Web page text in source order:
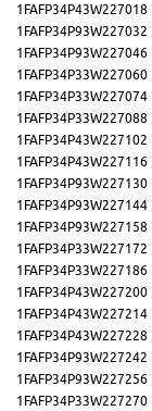
1FAFP34P43W227018
1FAFP34P93W227032
1FAFP34P93W227046
1FAFP34P33W227060
1FAFP34P33W227074
1FAFP34P33W227088
1FAFP34P43W227102
1FAFP34P43W227116
1FAFP34P93W227130
1FAFP34P93W227144
1FAFP34P93W227158
1FAFP34P33W227172
1FAFP34P33W227186
1FAFP34P43W227200
1FAFP34P43W227214
1FAFP34P43W227228
1FAFP34P93W227242
1FAFP34P93W227256
1FAFP34P33W227270